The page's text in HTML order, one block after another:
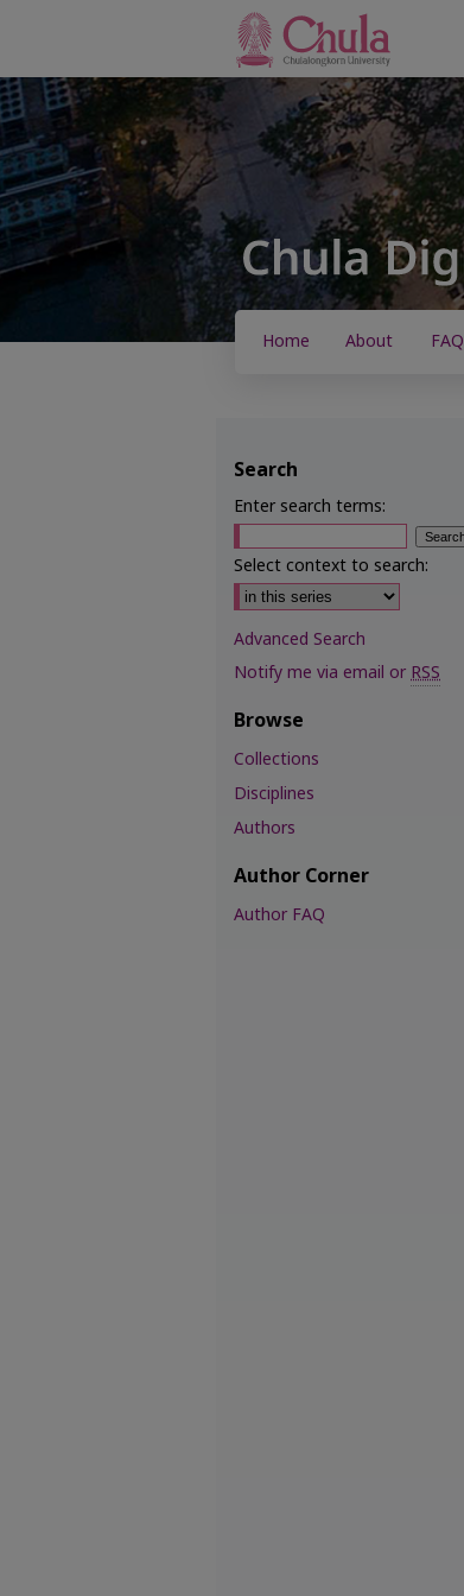
Home About FAQ
Search
Enter search terms:
Select context to search:
Advanced Search
Notify me via email or RSS
Browse
Collections
Disciplines
Authors
Author Corner
Author FAQ